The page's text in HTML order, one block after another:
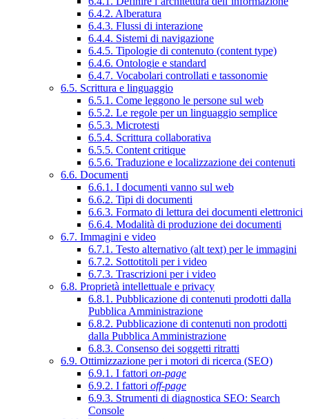
6.4.2. Alberatura
6.4.3. Flussi di interazione
6.4.4. Sistemi di navigazione
6.4.5. Tipologie di contenuto (content type)
6.4.6. Ontologie e standard
6.4.7. Vocabolari controllati e tassonomie
6.5. Scrittura e linguaggio
6.5.1. Come leggono le persone sul web
6.5.2. Le regole per un linguaggio semplice
6.5.3. Microtesti
6.5.4. Scrittura collaborativa
6.5.5. Content critique
6.5.6. Traduzione e localizzazione dei contenuti
6.6. Documenti
6.6.1. I documenti vanno sul web
6.6.2. Tipi di documenti
6.6.3. Formato di lettura dei documenti elettronici
6.6.4. Modalità di produzione dei documenti
6.7. Immagini e video
6.7.1. Testo alternativo (alt text) per le immagini
6.7.2. Sottotitoli per i video
6.7.3. Trascrizioni per i video
6.8. Proprietà intellettuale e privacy
6.8.1. Pubblicazione di contenuti prodotti dalla
Pubblica Amministrazione
6.8.2. Pubblicazione di contenuti non prodotti
dalla Pubblica Amministrazione
6.8.3. Consenso dei soggetti ritratti
6.9. Ottimizzazione per i motori di ricerca (SEO)
6.9.1. I fattori on-page
6.9.2. I fattori off-page
6.9.3. Strumenti di diagnostica SEO: Search
Console